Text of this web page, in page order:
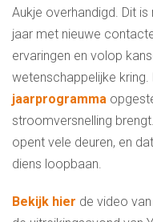
Aukje overhandigd. Dit
jaar met nieuwe
ervaringen en volop
wetenschappelijke kring.
jaarprogramma
stroomversnelling
opent vele deuren, en
diens loopbaan.
Bekijk hier de video